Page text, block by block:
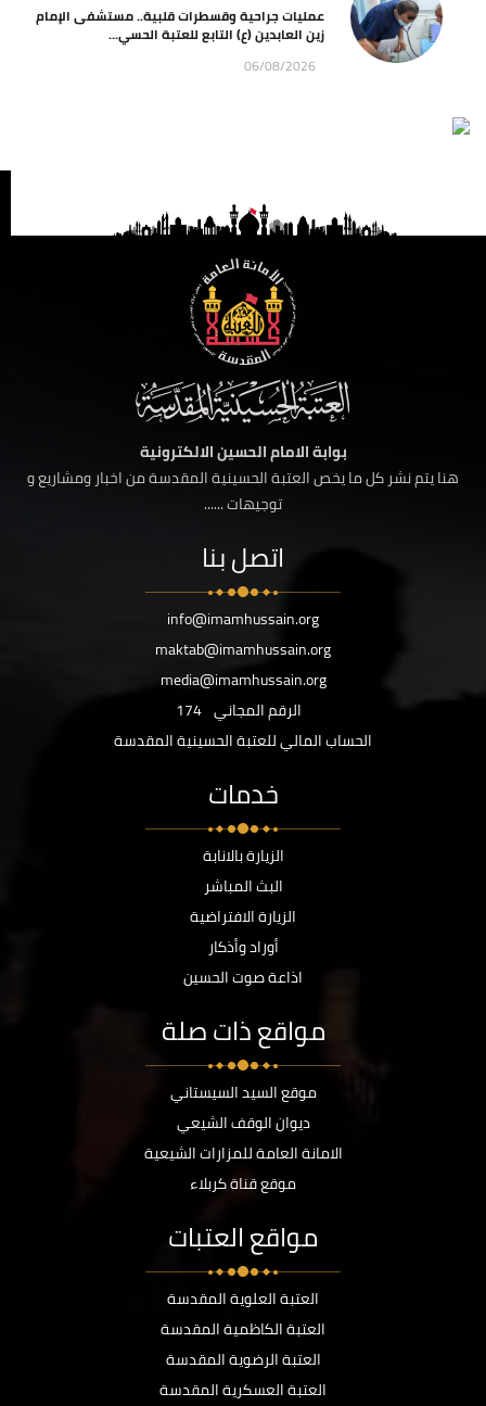
عمليات جراحية وقسطرات قلبية.. مستشفى الإمام
زين العابدين (ع) التابع للعتبة الحسي...
06/08/2026
بوابة الامام الحسين الالكترونية
هنا يتم نشر كل ما يخص العتبة الحسينية المقدسة من اخبار ومشاريع و
توجيهات ......
اتصل بنا
info@imamhussain.org
maktab@imamhussain.org
media@imamhussain.org
الرقم المجاني 174
الحساب المالي للعتبة الحسينية المقدسة
خدمات
الزيارة بالانابة
البث المباشر
الزيارة الافتراضية
أوراد وأذكار
اذاعة صوت الحسين
مواقع ذات صلة
موقع السيد السيستاني
ديوان الوقف الشيعي
الامانة العامة للمزارات الشيعية
موقع قناة كربلاء
مواقع العتبات
العتبة العلوية المقدسة
العتبة الكاظمية المقدسة
العتبة الرضوية المقدسة
العتبة العسكرية المقدسة